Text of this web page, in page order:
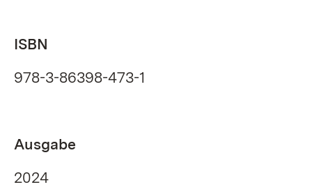
ISBN
978-3-86398-473-1
Ausgabe
2024